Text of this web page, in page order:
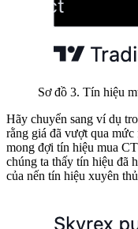
Sơ đồ 3. Tín hiệu
Hãy chuyển sang ví dụ
rằng giá đã vượt qua
mong đợi tín hiệu mua
chúng ta thấy tín hiệu đã
của nến tín hiệu xuyên